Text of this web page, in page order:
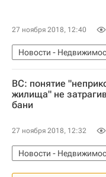
27 ноября 2018, 12:40
Новости -
Городское хозяйство
Комплекс городского
ЖКХ
ВС: понятие
жилища" не
бани
27 ноября 2018, 12:32
Новости -
Жилье